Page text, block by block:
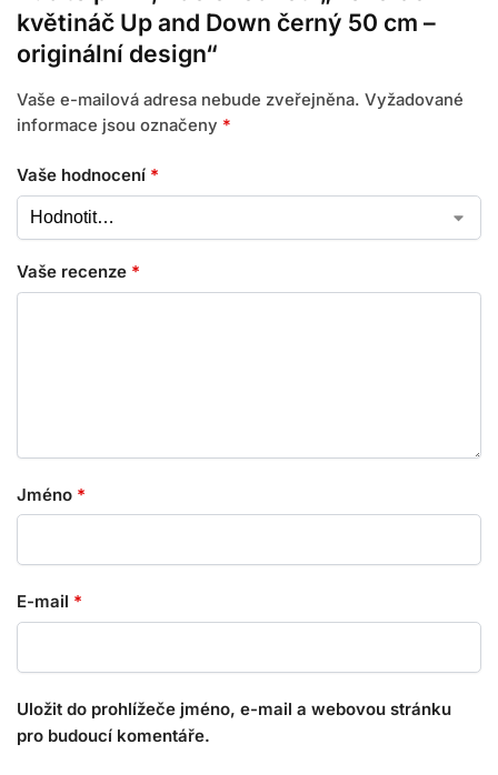
květináč Up and Down černý 50 cm –
originální design“
Vaše e-mailová adresa nebude zveřejněna. Vyžadované
informace jsou označeny *
Vaše hodnocení *
Vaše recenze *
Jméno *
E-mail *
Uložit do prohlížeče jméno, e-mail a webovou stránku
pro budoucí komentáře.